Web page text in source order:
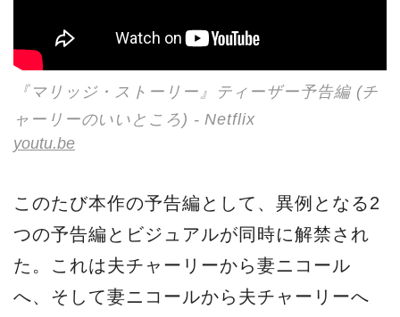
『マリッジ・ストーリー』ティーザー予告編 (チ
ャーリーのいいところ) - Netflix
youtu.be
このたび本作の予告編として、異例となる2
つの予告編とビジュアルが同時に解禁され
た。これは夫チャーリーから妻ニコール
へ、そして妻ニコールから夫チャーリーへ